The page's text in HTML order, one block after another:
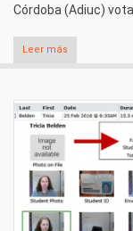
Córdoba (Adiuc)
Leer más